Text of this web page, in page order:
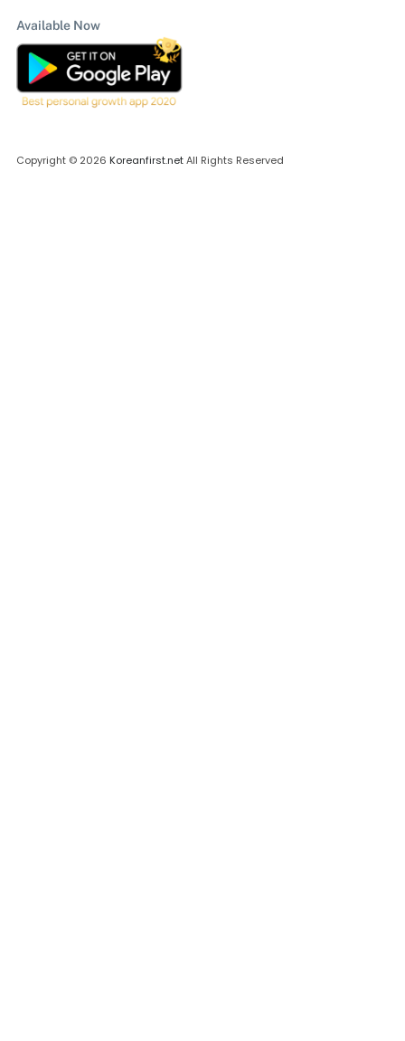
Available Now
Copyright © 2026 Koreanfirst.netAll Rights Reserved